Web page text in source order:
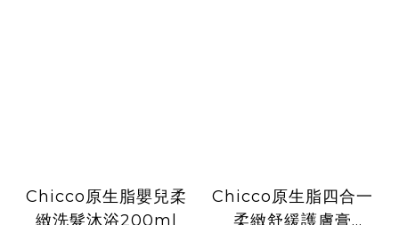
Chicco原生脂嬰兒柔
緻洗髮沐浴200ml
Chicco原生脂四合一
柔緻舒緩護膚膏